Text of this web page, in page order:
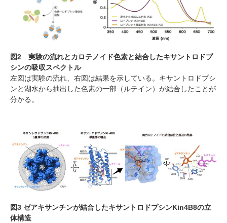
図2 実験の流れとカロテノイド色素と結合したキサントロドプ
シンの吸収スペクトル
左図は実験の流れ、右図は結果を示している。キサントロドプシ
ンと湖水から抽出した色素の一部（ルテイン）が結合したことが
分かる。
図3 ゼアキサンチンが結合したキサントロドプシンKin4B8の立
体構造